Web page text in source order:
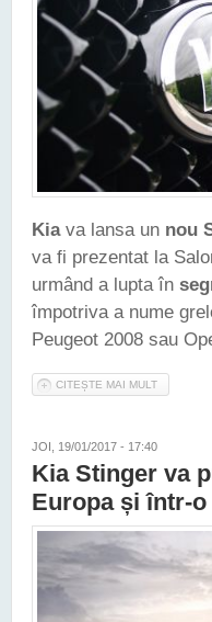
Kiava lansa un nou
va fi prezentat la
urmând a lupta în
împotriva a nume
Peugeot 2008 sau
CITEȘTE MAI MULT
JOI, 19/01/2017 - 17:40
Kia Stinger va
Europa și într-